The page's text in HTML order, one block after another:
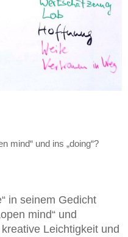
mind“ und ins „doing“?
in seinem Gedicht
mind“ und
Leichtigkeit und